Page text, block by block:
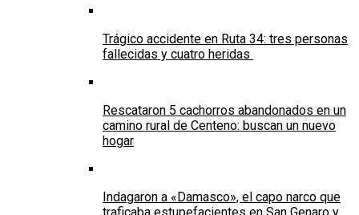
Trágico accidente en Ruta 34: tres personas
fallecidas y cuatro heridas
Rescataron 5 cachorros abandonados en un
camino rural de Centeno: buscan un nuevo
hogar
Indagaron a «Damasco», el capo narco que